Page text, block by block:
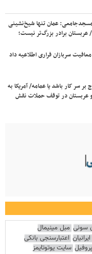
عمان تنها شیخ‌نشینی
عربستان برادر بزرگ‌تر نیست؛
سربازان فراری اطلاعیه داد
سر کار باشد یا عمامه/ آمریکا به
عربستان در توقف حملات نقش
سونی مبل مینیمال
اعتبارسنجی بانکی
سایت یوتوتایمز